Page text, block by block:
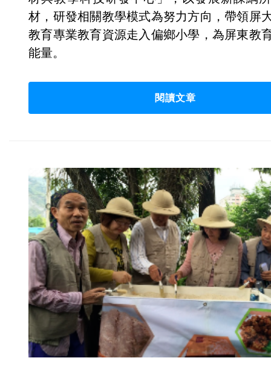
材，研發相關教學模式為努力方向，帶領屏
教育專業教育資源走入偏鄉小學，為屏東教
能量。
閱讀文章